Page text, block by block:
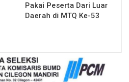
Pakai Peserta Dari Luar
Daerah di MTQ Ke-53